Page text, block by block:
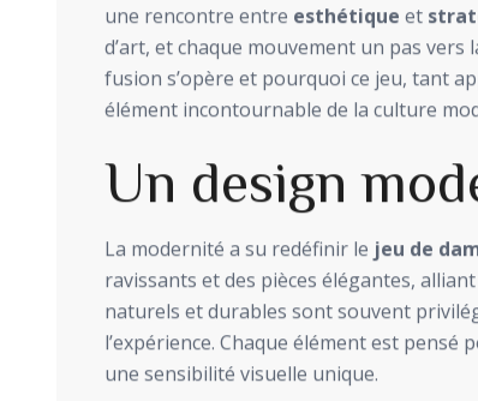
une rencontre entre esthétique et
d’art, et chaque mouvement un pas
fusion s’opère et pourquoi ce jeu, tant
élément incontournable de la culture
Un design
La modernité a su redéfinir le jeu de
ravissants et des pièces élégantes,
naturels et durables sont souvent
l’expérience. Chaque élément est
une sensibilité visuelle unique.